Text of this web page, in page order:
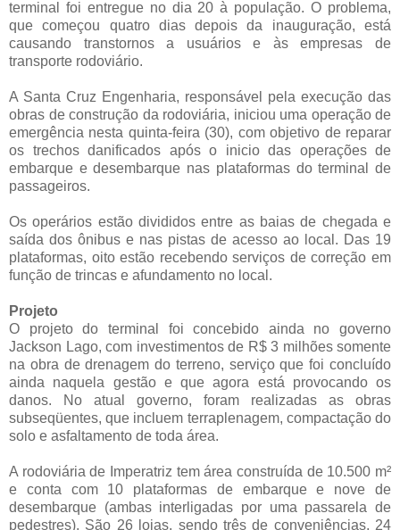
terminal foi entregue no dia 20 à população. O problema,
que começou quatro dias depois da inauguração, está
causando transtornos a usuários e às empresas de
transporte rodoviário.
A Santa Cruz Engenharia, responsável pela execução das
obras de construção da rodoviária, iniciou uma operação de
emergência nesta quinta-feira (30), com objetivo de reparar
os trechos danificados após o inicio das operações de
embarque e desembarque nas plataformas do terminal de
passageiros.
Os operários estão divididos entre as baias de chegada e
saída dos ônibus e nas pistas de acesso ao local. Das 19
plataformas, oito estão recebendo serviços de correção em
função de trincas e afundamento no local.
Projeto
O projeto do terminal foi concebido ainda no governo
Jackson Lago, com investimentos de R$ 3 milhões somente
na obra de drenagem do terreno, serviço que foi concluído
ainda naquela gestão e que agora está provocando os
danos. No atual governo, foram realizadas as obras
subseqüentes, que incluem terraplenagem, compactação do
solo e asfaltamento de toda área.
A rodoviária de Imperatriz tem área construída de 10.500 m²
e conta com 10 plataformas de embarque e nove de
desembarque (ambas interligadas por uma passarela de
pedestres). São 26 lojas, sendo três de conveniências, 24